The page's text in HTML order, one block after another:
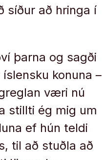
síður að hringa í
þarna og sagði
konuna –
væri nú
stillti ég mig um
ef hún teldi
til að stuðla að